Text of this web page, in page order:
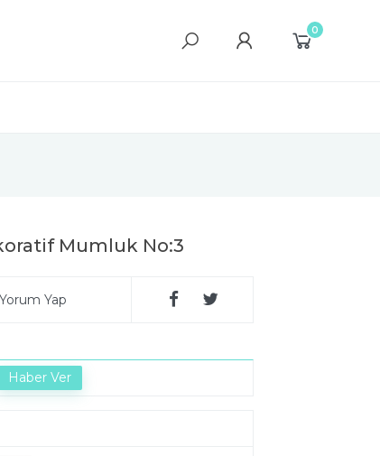
0
Mumluk No:3
Yorum Yap